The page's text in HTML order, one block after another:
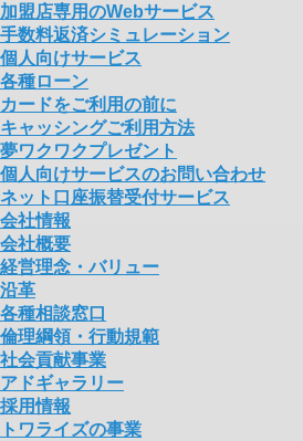
加盟店専用のWebサービス
手数料返済シミュレーション
個人向けサービス
各種ローン
カードをご利用の前に
キャッシングご利用方法
夢ワクワクプレゼント
個人向けサービスのお問い合わせ
ネット口座振替受付サービス
会社情報
会社概要
経営理念・バリュー
沿革
各種相談窓口
倫理綱領・行動規範
社会貢献事業
アドギャラリー
採用情報
トワライズの事業